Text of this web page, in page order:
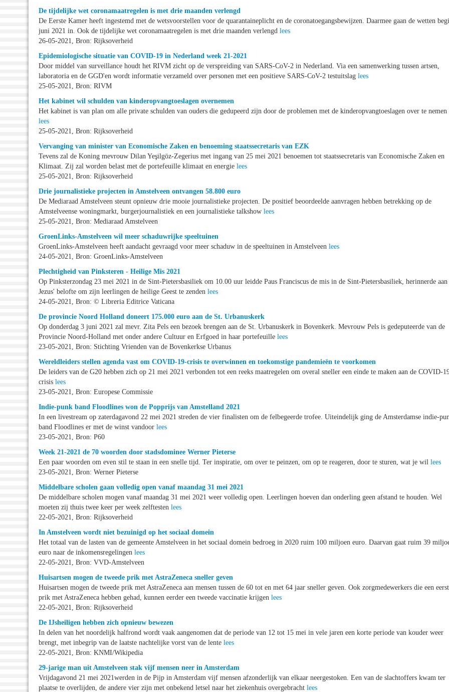
De tijdelijke wet coronamaatregelen is met drie maanden verlengd
De Eerste Kamer heeft ingestemd met de wetsvoorstellen voor de quarantaineplicht en de coronatoegangsbewijzen. Daarmee gaan de wetten
juni 2021 in. Ook de tijdelijke wet coronamaatregelen is met drie maanden verlengd lees
26-05-2021, Bron: Rijksoverheid
Epidemiologische situatie van COVID-19 in Nederland week 21-2021
Door middel van surveillance houdt het RIVM zicht op de verspreiding van SARS-CoV-2 in Nederland. Via een samenwerking tussen artsen,
laboratoria en de GGD'en wordt informatie verzameld over personen met een positieve SARS-CoV-2 testuitslag lees
25-05-2021, Bron: RIVM
Het kabinet wil schulden van kinderopvangtoeslagen overnemen
Het kabinet is van plan om alle private schulden van ouders die gedupeerd zijn door de problemen met de kinderopvangtoeslagen over te nemen
lees
25-05-2021, Bron: Rijksoverheid
Vervanging van minister van Economische Zaken en benoeming staatssecretaris van EZK
Tevens zal de Koning mevrouw Dilan Yeşilgöz-Zegerius met ingang van 25 mei 2021 benoemen tot staatssecretaris van Economische Zaken en
Klimaat. Zij zal worden belast met de portefeuille klimaat en energie lees
25-05-2021, Bron: Rijksoverheid
Drie journalistieke projecten in Amstelveen ontvangen 58.800 euro
De Mediaraad Amstelveen steunt opnieuw drie mooie journalistieke projecten. De positief beoordeelde aanvragen hebben betrekking op de
Amstelveense woningmarkt, burgerjournalistiek en een journalistieke talkshow lees
25-05-2021, Bron: Mediaraad Amstelveen
GroenLinks-Amstelveen wil meer schaduwrijke speeltuinen
GroenLinks-Amstelveen heeft aandacht gevraagd voor meer schaduw in de speeltuinen in Amstelveen lees
24-05-2021, Bron: GroenLinks-Amstelveen
Plechtigheid van Pinksteren - Heilige Mis 2021
Op Pinksterzondag 23 mei 2021 in de Sint-Pietersbasiliek om 10.00 uur leidde Paus Franciscus de mis in de Sint-Pietersbasiliek, herinnerde aan
Jezus' belofte om zijn leerlingen de heilige Geest te zenden lees
24-05-2021, Bron: © Libreria Editrice Vaticana
De provincie Noord Holland doneert 175.000 euro aan de St. Urbanuskerk
Op donderdag 3 juni 2021 zal mevr. Zita Pels een bezoek brengen aan de St. Urbanuskerk in Bovenkerk. Mevrouw Pels is gedeputeerde van de
Provincie Noord-Holland met onder andere Cultuur en Erfgoed in haar portefeuille lees
23-05-2021, Bron: Stichting Vrienden van de Bovenkerkse Urbanus
Wereldleiders stellen agenda vast om COVID-19-crisis te overwinnen en toekomstige pandemieën te voorkomen
De leiders van de G20 hebben zich op 21 mei 2021 verbonden tot een reeks maatregelen om overal sneller een einde te maken aan de COVID-
crisis lees
23-05-2021, Bron: Europese Commissie
Indie-punk band Floodlines won de Popprijs van Amstelland 2021
In een livestream op zaterdagavond 22 mei 2021 streden de vier finalisten om de felbegeerde trofee. Uiteindelijk ging de Amsterdamse indie-
band Floodlines er met de winst vandoor lees
23-05-2021, Bron: P60
Week 21-2021 de 70 woorden door stadsdominee Werner Pieterse
Een paar woorden om even stil te staan in een snelle tijd. Ter inspiratie, om over te peinzen, om op te reageren, door te sturen, wat je wil lees
23-05-2021, Bron: Werner Pieterse
Middelbare scholen gaan volledig open vanaf maandag 31 mei 2021
De middelbare scholen mogen vanaf maandag 31 mei 2021 weer volledig open. Leerlingen hoeven dan onderling geen afstand te houden. Wel
moeten zij thuis twee keer per week zelftesten lees
22-05-2021, Bron: Rijksoverheid
In Amstelveen wordt niet bezuinigd op het sociaal domein
Het totaal van de lasten van de gemeente Amstelveen in het sociaal domein bedroeg in 2020 ruim 100 miljoen euro. Daarvan gaat ruim 39
euro naar de inkomensregelingen lees
22-05-2021, Bron: VVD-Amstelveen
Huisartsen mogen de tweede prik met AstraZeneca sneller geven
Huisartsen mogen de tweede prik met AstraZeneca aan mensen tussen de 60 tot en met 64 jaar sneller geven. Ook zorgmedewerkers die een
prik met AstraZeneca hebben gehad, kunnen eerder een tweede vaccinatie krijgen lees
22-05-2021, Bron: Rijksoverheid
De IJsheiligen hebben zich opnieuw bewezen
In delen van het noordelijk halfrond wordt vaak aangenomen dat de periode van 12 tot 15 mei in vele jaren een korte periode van kouder weer
brengt, met inbegrip van de laatste nachtelijke vorst van de lente lees
22-05-2021, Bron: KNMI/Wikipedia
29-jarige man uit Amstelveen stak vijf mensen neer in Amsterdam
Vrijdagavond 21 mei 2021werden in de Pijp in Amsterdam vijf mensen afzonderlijk van elkaar neergestoken. Een van de slachtoffers kwam ter
plaatse te overlijden, de andere vier zijn met onbekend letsel naar het ziekenhuis overgebracht lees